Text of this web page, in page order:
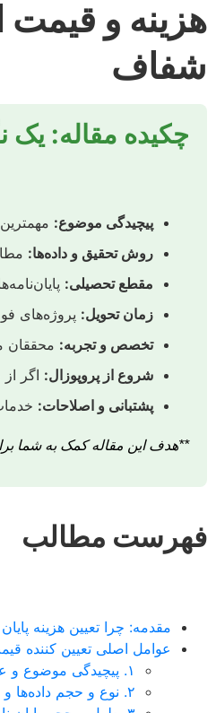
هزینه و قیمت
شفاف
چکیده مقاله: یک
پیچیدگی موضوع:
روش تحقیق و داده‌ها:
مقطع تحصیلی:
زمان تحویل: پروژه‌های
تخصص و تجربه: محققان
شروع از پروپوزال: اگر
پشتبانی و اصلاحات:
**هدف این مقاله کمک به شما
فهرست مطالب
مقدمه: چرا تعیین هزینه
عوامل اصلی تعیین کننده
۱. پیچیدگی موضوع و عمق پژوهش
۲. نوع و حجم داده‌ها و روش تحقیق